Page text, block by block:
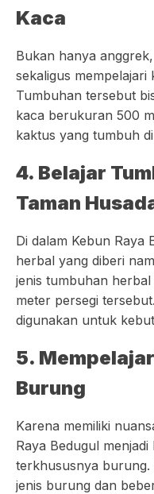
Kaca
Bukan hanya
sekaligus mempelajari
Tumbuhan tersebut
kaca berukuran 500
kaktus yang tumbuh
4. Belajar
Taman
Di dalam Kebun Raya
herbal yang diberi
jenis tumbuhan
meter persegi
digunakan untuk
5.
Burung
Karena memiliki
Raya Bedugul
terkhususnya burung.
jenis burung dan